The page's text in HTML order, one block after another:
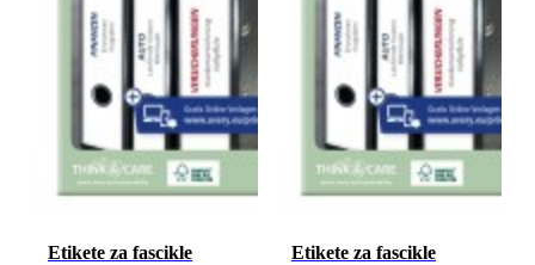
Etikete za fascikle
Etikete za fascikle